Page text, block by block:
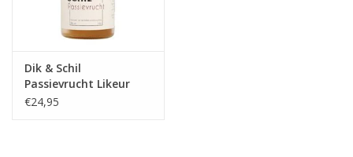
Dik & Schil
Passievrucht Likeur
€24,95